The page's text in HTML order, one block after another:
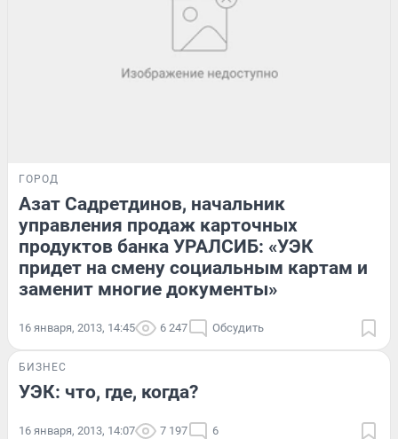
ГОРОД
Азат Садретдинов, начальник
управления продаж карточных
продуктов банка УРАЛСИБ: «УЭК
придет на смену социальным картам и
заменит многие документы»
16 января, 2013, 14:45 6 247 Обсудить
БИЗНЕС
УЭК: что, где, когда?
16 января, 2013, 14:07 7 197 6